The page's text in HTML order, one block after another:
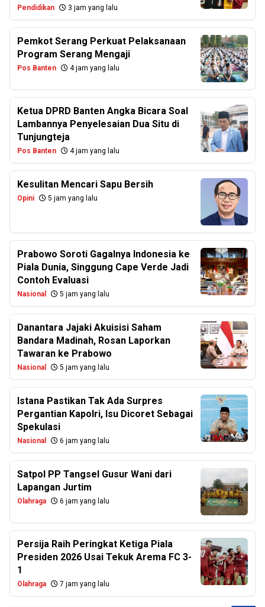
Pendidikan 3 jam yang lalu
Pemkot Serang Perkuat Pelaksanaan
Program Serang Mengaji
Pos Banten 4 jam yang lalu
Ketua DPRD Banten Angka Bicara Soal
Lambannya Penyelesaian Dua Situ di
Tunjungteja
Pos Banten 4 jam yang lalu
Kesulitan Mencari Sapu Bersih
Opini 5 jam yang lalu
Prabowo Soroti Gagalnya Indonesia ke
Piala Dunia, Singgung Cape Verde Jadi
Contoh Evaluasi
Nasional 5 jam yang lalu
Danantara Jajaki Akuisisi Saham
Bandara Madinah, Rosan Laporkan
Tawaran ke Prabowo
Nasional 5 jam yang lalu
Istana Pastikan Tak Ada Surpres
Pergantian Kapolri, Isu Dicoret Sebagai
Spekulasi
Nasional 6 jam yang lalu
Satpol PP Tangsel Gusur Wani dari
Lapangan Jurtim
Olahraga 6 jam yang lalu
Persija Raih Peringkat Ketiga Piala
Presiden 2026 Usai Tekuk Arema FC 3-
1
Olahraga 7 jam yang lalu